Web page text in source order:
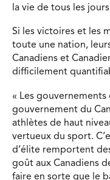
la vie de tous les
Si les victoires et les
toute une nation,
Canadiens et
difficilement
« Les
gouvernement du
athlètes de haut
vertueux du sport.
d’élite remportent
goût aux Canadiens
faire en sorte que le